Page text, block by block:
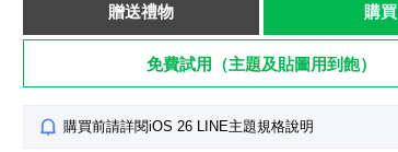
贈送禮物 購買
免費試用（主題及貼圖用到飽）
購買前請詳閱iOS 26 LINE主題規格說明